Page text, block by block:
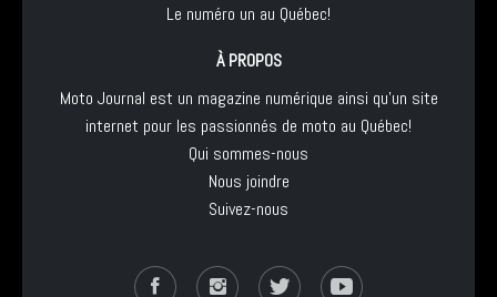
Le numéro un au Québec!
À PROPOS
Moto Journal est un magazine numérique ainsi qu'un site
internet pour les passionnés de moto au Québec!
Qui sommes-nous
Nous joindre
Suivez-nous